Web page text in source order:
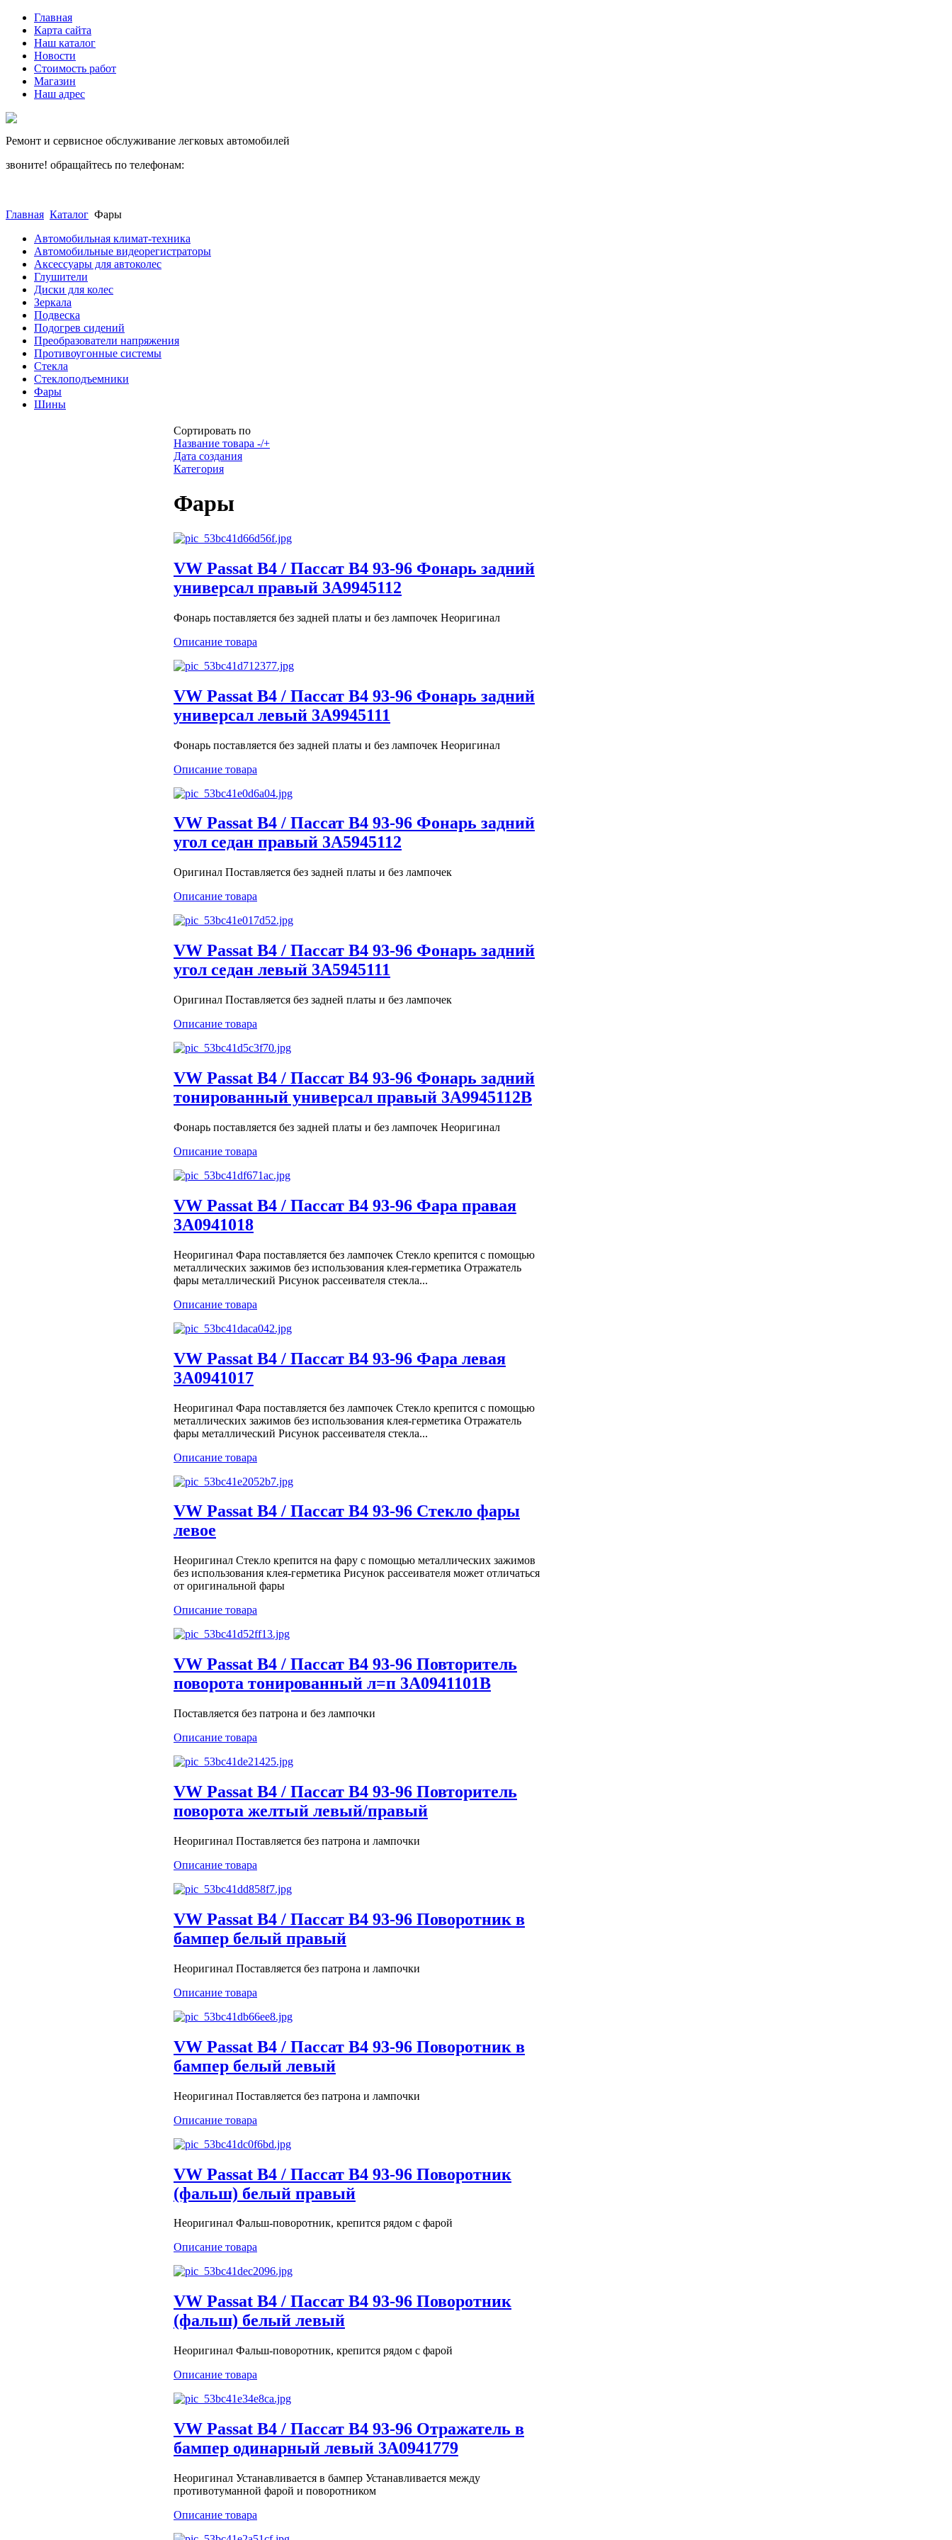
Главная
Карта сайта
Наш каталог
Новости
Стоимость работ
Магазин
Наш адрес
Ремонт и сервисное обслуживание легковых автомобилей
звоните! обращайтесь по телефонам:
Главная Каталог Фары
Автомобильная климат-техника
Автомобильные видеорегистраторы
Аксессуары для автоколес
Глушители
Диски для колес
Зеркала
Подвеска
Подогрев сидений
Преобразователи напряжения
Противоугонные системы
Стекла
Стеклоподъемники
Фары
Шины
Сортировать по
Название товара -/+
Дата создания
Категория
Фары
VW Passat B4 / Пассат В4 93-96 Фонарь задний
универсал правый 3A9945112
Фонарь поставляется без задней платы и без лампочек Неоригинал
Описание товара
VW Passat B4 / Пассат В4 93-96 Фонарь задний
универсал левый 3A9945111
Фонарь поставляется без задней платы и без лампочек Неоригинал
Описание товара
VW Passat B4 / Пассат В4 93-96 Фонарь задний
угол седан правый 3A5945112
Оригинал Поставляется без задней платы и без лампочек
Описание товара
VW Passat B4 / Пассат В4 93-96 Фонарь задний
угол седан левый 3A5945111
Оригинал Поставляется без задней платы и без лампочек
Описание товара
VW Passat B4 / Пассат В4 93-96 Фонарь задний
тонированный универсал правый 3A9945112B
Фонарь поставляется без задней платы и без лампочек Неоригинал
Описание товара
VW Passat B4 / Пассат В4 93-96 Фара правая
3A0941018
Неоригинал Фара поставляется без лампочек Стекло крепится с помощью
металлических зажимов без использования клея-герметика Отражатель
фары металлический Рисунок рассеивателя стекла...
Описание товара
VW Passat B4 / Пассат В4 93-96 Фара левая
3A0941017
Неоригинал Фара поставляется без лампочек Стекло крепится с помощью
металлических зажимов без использования клея-герметика Отражатель
фары металлический Рисунок рассеивателя стекла...
Описание товара
VW Passat B4 / Пассат В4 93-96 Стекло фары
левое
Неоригинал Стекло крепится на фару с помощью металлических зажимов
без использования клея-герметика Рисунок рассеивателя может отличаться
от оригинальной фары
Описание товара
VW Passat B4 / Пассат В4 93-96 Повторитель
поворота тонированный л=п 3A0941101B
Поставляется без патрона и без лампочки
Описание товара
VW Passat B4 / Пассат В4 93-96 Повторитель
поворота желтый левый/правый
Неоригинал Поставляется без патрона и лампочки
Описание товара
VW Passat B4 / Пассат В4 93-96 Поворотник в
бампер белый правый
Неоригинал Поставляется без патрона и лампочки
Описание товара
VW Passat B4 / Пассат В4 93-96 Поворотник в
бампер белый левый
Неоригинал Поставляется без патрона и лампочки
Описание товара
VW Passat B4 / Пассат В4 93-96 Поворотник
(фальш) белый правый
Неоригинал Фальш-поворотник, крепится рядом с фарой
Описание товара
VW Passat B4 / Пассат В4 93-96 Поворотник
(фальш) белый левый
Неоригинал Фальш-поворотник, крепится рядом с фарой
Описание товара
VW Passat B4 / Пассат В4 93-96 Отражатель в
бампер одинарный левый 3A0941779
Неоригинал Устанавливается в бампер Устанавливается между
противотуманной фарой и поворотником
Описание товара